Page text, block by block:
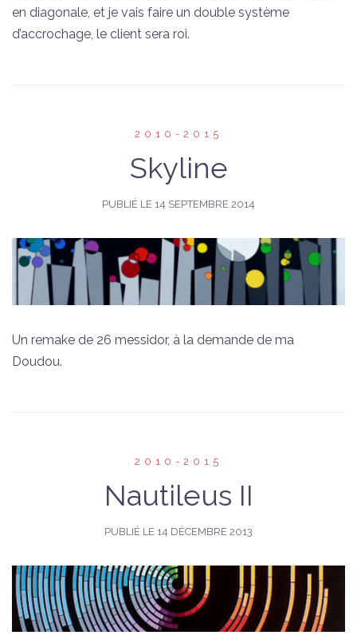
en diagonale, et je vais faire un double système
d’accrochage, le client sera roi.
2010-2015
Skyline
PUBLIÉ LE 14 SEPTEMBRE 2014
Un remake de 26 messidor, à la demande de ma
Doudou.
2010-2015
Nautileus II
PUBLIÉ LE 14 DÉCEMBRE 2013